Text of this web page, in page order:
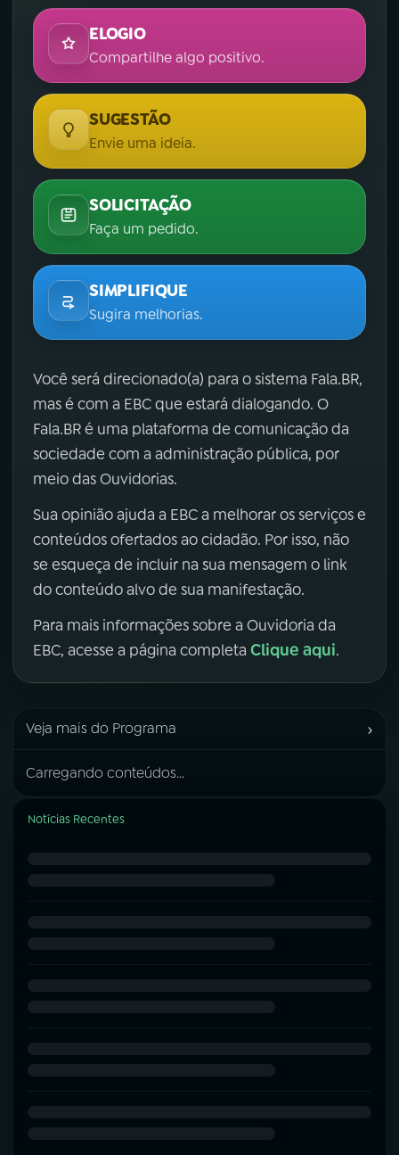
ELOGIO
Compartilhe algo positivo.
SUGESTÃO
Envie uma ideia.
SOLICITAÇÃO
Faça um pedido.
SIMPLIFIQUE
Sugira melhorias.
Você será direcionado(a) para o sistema Fala.BR,
mas é com a EBC que estará dialogando. O
Fala.BR é uma plataforma de comunicação da
sociedade com a administração pública, por
meio das Ouvidorias.
Sua opinião ajuda a EBC a melhorar os serviços e
conteúdos ofertados ao cidadão. Por isso, não
se esqueça de incluir na sua mensagem o link
do conteúdo alvo de sua manifestação.
Para mais informações sobre a Ouvidoria da
EBC, acesse a página completa Clique aqui.
Veja mais do Programa ›
Carregando conteúdos...
Notícias Recentes